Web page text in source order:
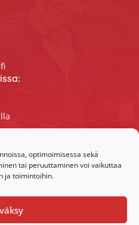
optimoimisessa sekä
tai peruuttaminen voi vaikuttaa
ja toimintoihin.
9-15